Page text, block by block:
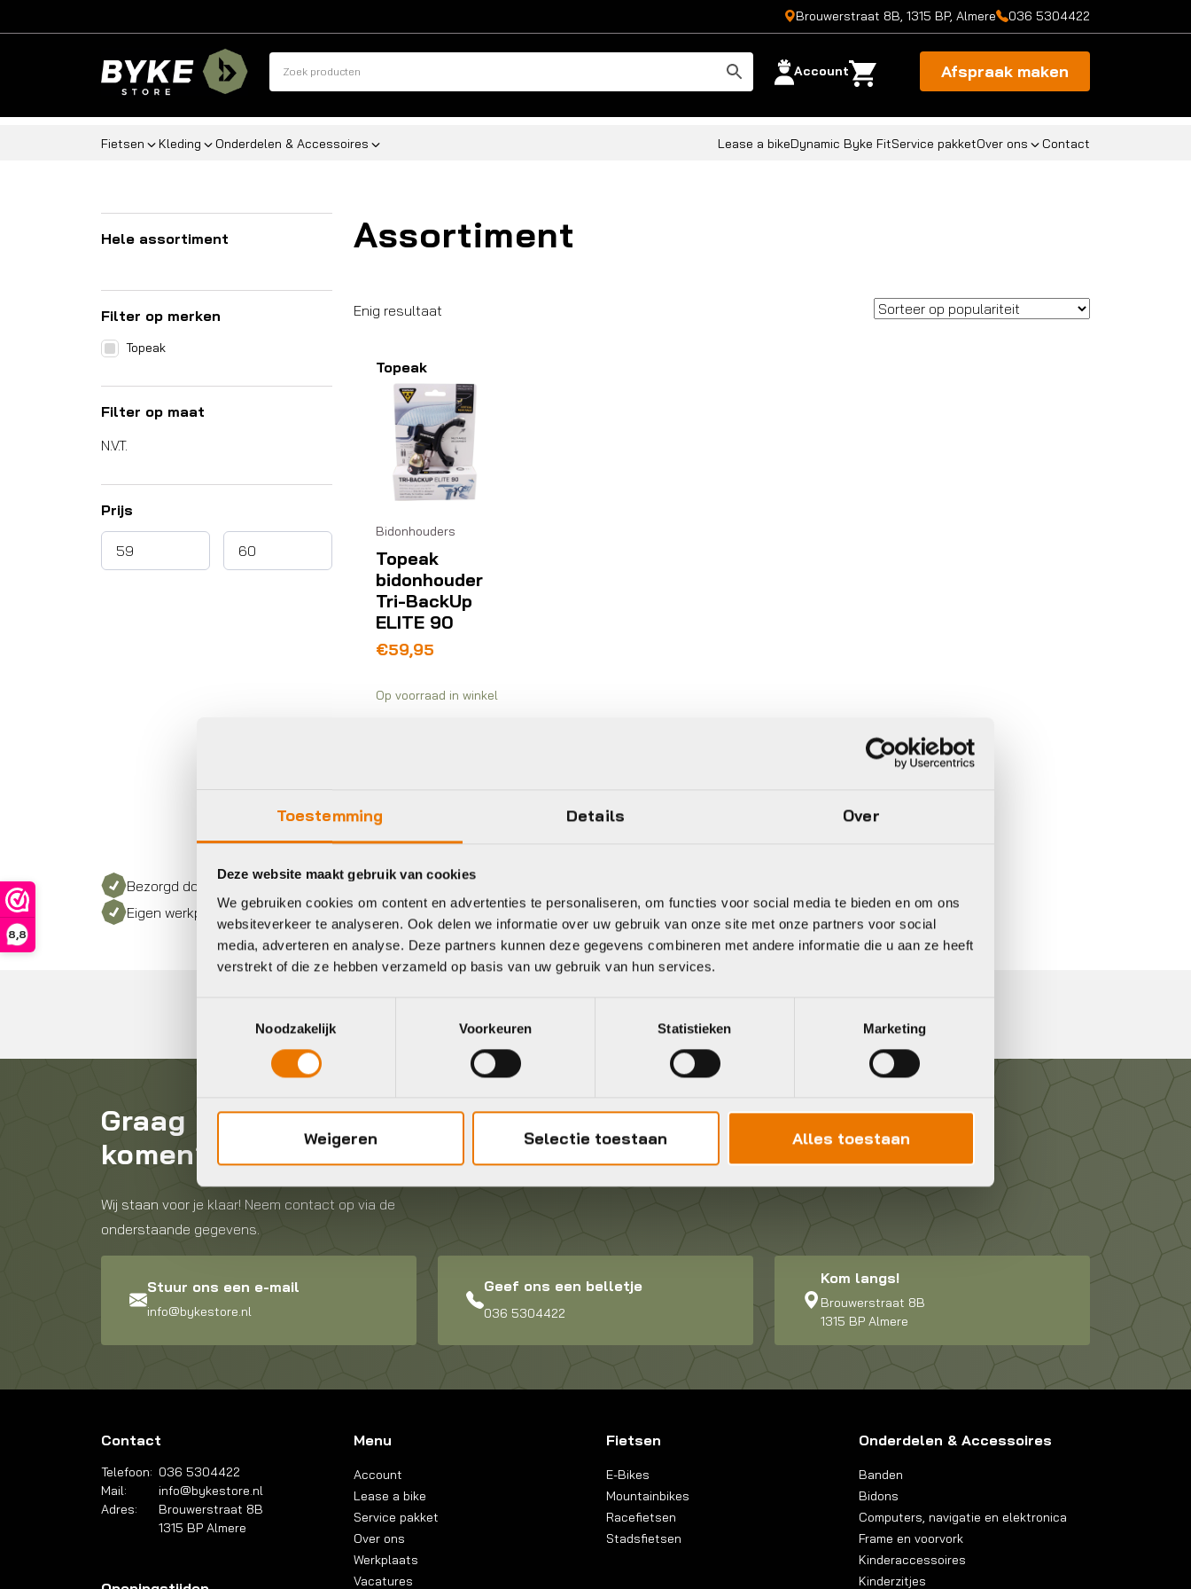
Toestemming Details Over
Deze website maakt gebruik van cookies
We gebruiken cookies om content en advertenties te personaliseren, om functies voor social media te bieden en om ons
websiteverkeer te analyseren. Ook delen we informatie over uw gebruik van onze site met onze partners voor social
media, adverteren en analyse. Deze partners kunnen deze gegevens combineren met andere informatie die u aan ze heeft
verstrekt of die ze hebben verzameld op basis van uw gebruik van hun services.
Noodzakelijk
Voorkeuren Statistieken Marketing
Weigeren Selectie toestaan Alles toestaan
8,8
Brouwerstraat 8B, 1315 BP, Almere 036 5304422
Account Afspraak maken
Fietsen Kleding Onderdelen & Accessoires Lease a bikeDynamic Byke FitService pakketOver ons Contact
Hele assortiment
Filter op merken
Topeak
Filter op maat
N.V.T.
Prijs
Assortiment
Enig resultaat
Topeak
Bidonhouders
Topeak
bidonhouder
Tri-BackUp
ELITE 90
€59,95
Op voorraad in winkel
Bezorgd door heel Nederland Gratis
Eigen werkplaats met gecertificeerd personeel
Graag in contact
komen?
Wij staan voor je klaar! Neem contact op via de
onderstaande gegevens.
Stuur ons een e-mail
info@bykestore.nl
Geef ons een belletje
036 5304422
Kom langs!
Brouwerstraat 8B
1315 BP Almere
Contact
Telefoon: 036 5304422
Mail:
info@bykestore.nl
Adres:
Brouwerstraat 8B
1315 BP Almere
Menu
Account
Lease a bike
Service pakket
Over ons
Werkplaats
Vacatures
Fietsen
E-Bikes
Mountainbikes
Racefietsen
Stadsfietsen
Onderdelen & Accessoires
Banden
Bidons
Computers, navigatie en elektronica
Frame en voorvork
Kinderaccessoires
Kinderzitjes